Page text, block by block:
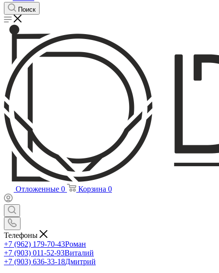
Поиск
Отложенные 0 Корзина 0
Телефоны
+7 (962) 179-70-43Роман
+7 (903) 011-52-93Виталий
+7 (903) 636-33-18Дмитрий